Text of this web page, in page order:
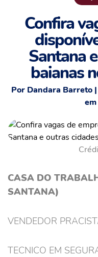
Confira
Santana
baianas
Por Dandara Barreto
CASA DO
SANTANA)
VENDEDOR
TECNICO EM